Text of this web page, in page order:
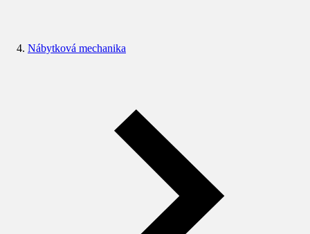
Nábytková mechanika